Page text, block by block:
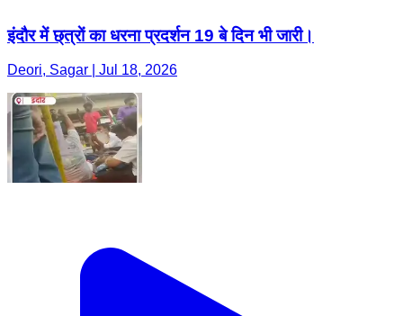
इंदौर में छ्त्राें का धरना प्रदर्शन 19 बे दिन भी जारी।
Deori, Sagar | Jul 18, 2026